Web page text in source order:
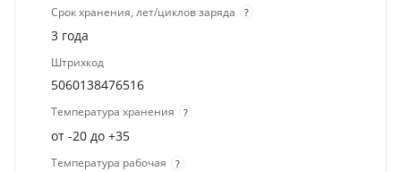
Срок хранения, лет/циклов заряда ?
3 года
Штрихкод
5060138476516
Температура хранения ?
от -20 до +35
Температура рабочая ?